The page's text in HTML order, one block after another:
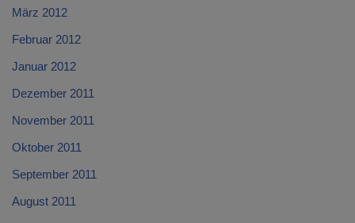
März 2012
Februar 2012
Januar 2012
Dezember 2011
November 2011
Oktober 2011
September 2011
August 2011